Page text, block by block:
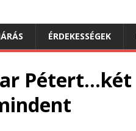
ÉRDEKESSÉGEK
Pétert…két